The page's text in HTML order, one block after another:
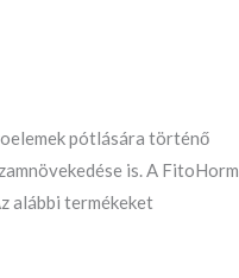
pótlására történő
is. A FitoHorm
alábbi termékeket